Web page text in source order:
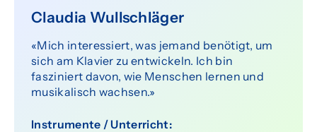
Claudia Wullschläger
«Mich interessiert, was jemand benötigt, um
sich am Klavier zu entwickeln. Ich bin
fasziniert davon, wie Menschen lernen und
musikalisch wachsen.»
Instrumente / Unterricht: